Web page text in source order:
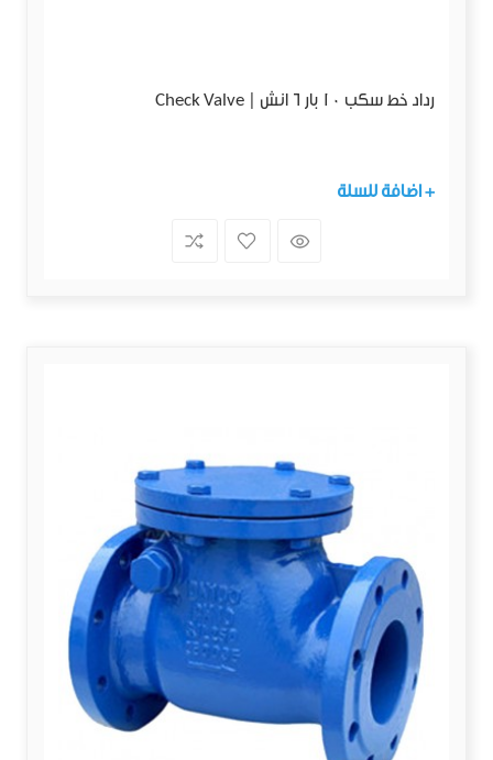
رداد خط سكب 10 بار 6 انش | Check Valve
+ اضافة للسلة